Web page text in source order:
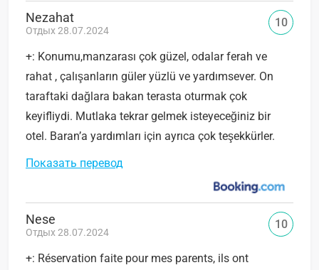
Nezahat
Отдых 28.07.2024
+: Konumu,manzarası çok güzel, odalar ferah ve
rahat , çalışanların güler yüzlü ve yardımsever. On
taraftaki dağlara bakan terasta oturmak çok
keyifliydi. Mutlaka tekrar gelmek isteyeceğiniz bir
otel. Baran’a yardımları için ayrıca çok teşekkürler.
Показать перевод
10
Nese
Отдых 28.07.2024
+: Réservation faite pour mes parents, ils ont
10